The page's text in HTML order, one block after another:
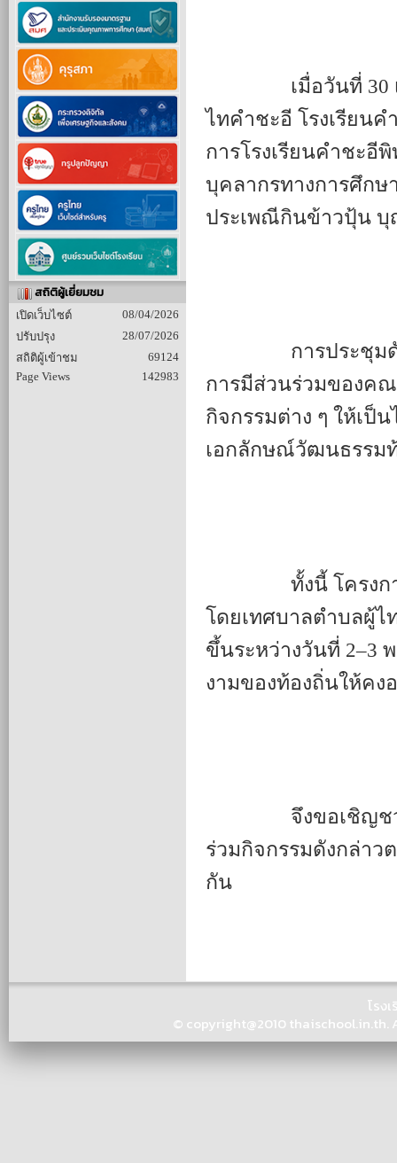
สถิติผู้เยี่ยมชม
เปิดเว็บไซต์
08/04/2026
ปรับปรุง
28/07/2026
สถิติผู้เข้าชม
69124
Page Views
142983
ไทคำชะอี โรงเรียน
การโรงเรียนคำชะอี
บุคลากรทางการศึกษ
ประเพณีกินข้าวปุ้น บุ
การมีส่วนร่วมของค
กิจกรรมต่าง ๆ ให้เป็
เอกลักษณ์วัฒนธรรม
โดยเทศบาลตำบลผู้
ขึ้นระหว่างวันที่ 2–3
งามของท้องถิ่นให้คง
ร่วมกิจกรรมดังกล่าว
กัน
โรง
© copyright@2010 thaischool.in.th.